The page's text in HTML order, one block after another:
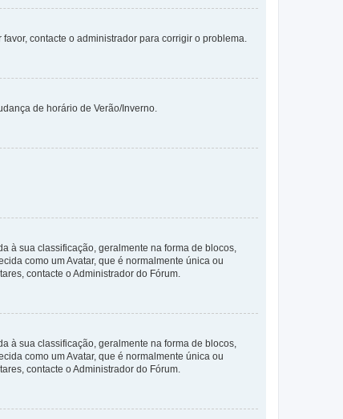
contacte o administrador para corrigir o problema.
de horário de Verão/Inverno.
à sua classificação, geralmente na forma de blocos,
como um Avatar, que é normalmente única ou
contacte o Administrador do Fórum.
à sua classificação, geralmente na forma de blocos,
como um Avatar, que é normalmente única ou
contacte o Administrador do Fórum.